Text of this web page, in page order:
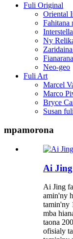
Fuli Original
Oriental
Fahitana
Ny
Neo-geo
Fuli Art
Marcel
Marco
Bryce
Susan
mpamorona
Ai Jing
Ai Jing
amin'ny
tamin'ny
mba
taona
ofisialy